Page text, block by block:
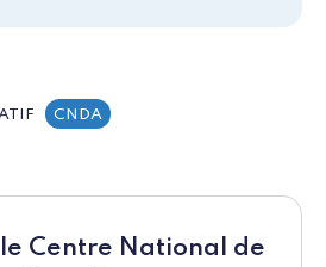
CNDA
le Centre National de